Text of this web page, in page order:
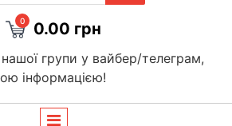
0 0.00 грн
групи у вайбер/телеграм,
інформацією!